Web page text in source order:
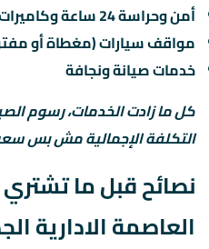
أمن وحراسة 24 ساعة وكاميرات مراقبة
مواقف سيارات (مغطاة أو
خدمات صيانة ونجافة
كل ما زادت الخدمات، رسوم
التكلفة الإجمالية مش بس سعر
نصائح قبل ما تشتري
العاصمة الادارية